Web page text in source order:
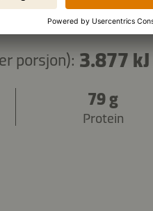
porsjon): 3.877 kJ
79 g
Protein